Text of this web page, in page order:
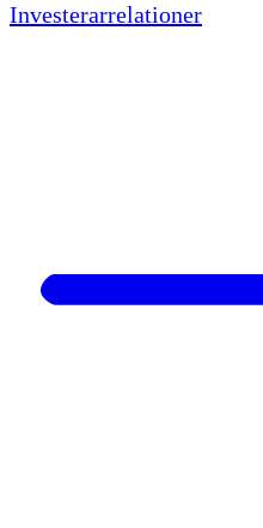
Investerarrelationer